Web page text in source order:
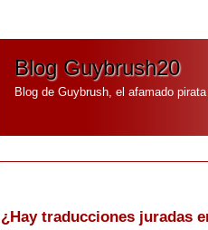
Blog Guybrush20
Blog de Guybrush, el afamado
¿Hay traducciones juradas